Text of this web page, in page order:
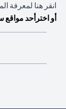
انقر هنا a new tab
لمعرفة
أو اخترأحد مواقع